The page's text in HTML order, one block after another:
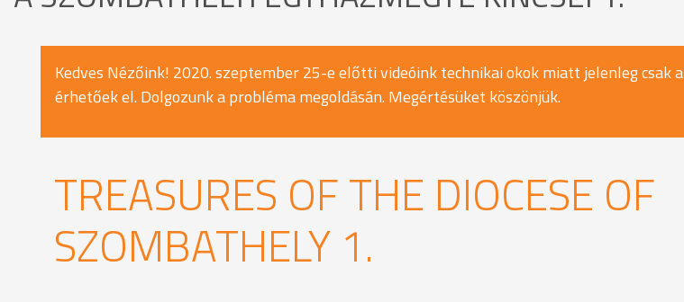
Kedves Nézőink! 2020. szeptember 25-e előtti videóink technikai okok miatt jelenleg csak a
érhetőek el. Dolgozunk a probléma megoldásán. Megértésüket köszönjük.
TREASURES OF THE DIOCESE OF
SZOMBATHELY 1.